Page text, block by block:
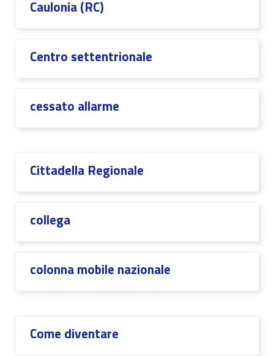
Caulonia (RC)
Centro settentrionale
cessato allarme
Cittadella Regionale
collega
colonna mobile nazionale
Come diventare